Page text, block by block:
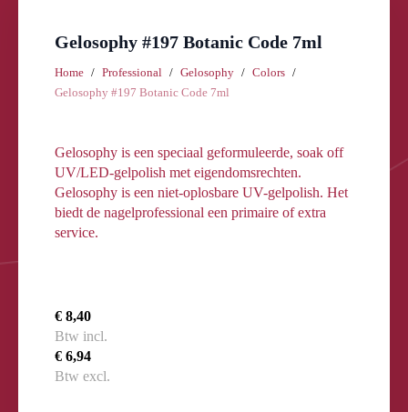
Gelosophy #197 Botanic Code 7ml
Home Professional Gelosophy
Colors
Gelosophy #197 Botanic Code 7ml
Gelosophy is een speciaal geformuleerde, soak off
UV/LED-gelpolish met eigendomsrechten.
Gelosophy is een niet-oplosbare UV-gelpolish. Het
biedt de nagelprofessional een primaire of extra
service.
€ 8,40
Btw incl.
€ 6,94
Btw excl.